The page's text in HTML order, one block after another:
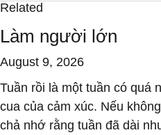
Related
Làm người lớn
August 9, 2026
Tuần rồi là một tuần có quá
cua của cảm xúc. Nếu
chả nhớ rằng tuần đã dài